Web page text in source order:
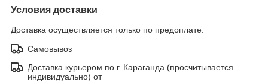
Условия доставки
Доставка осуществляется только по предоплате.
Самовывоз
Доставка курьером по г. Караганда (просчитывается
индивидуально) от